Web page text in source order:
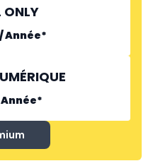
ONLY
/Année*
Année*